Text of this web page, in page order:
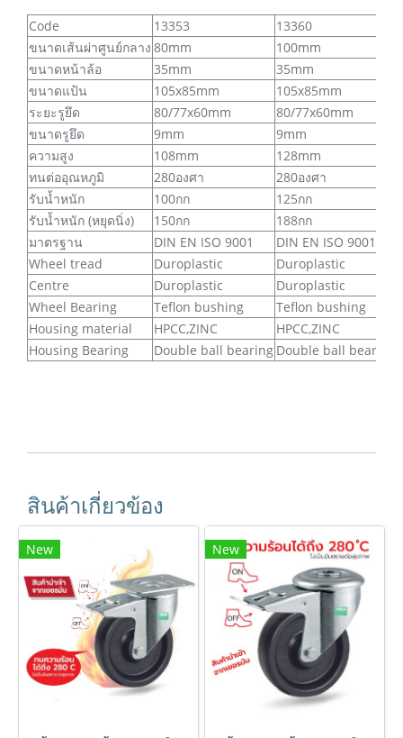
Code 13353
13360
ขนาดเส้นผ่าศูนย์กลาง 80mm
100mm
ขนาดหน้าล้อ
35mm
35mm
ขนาดแป้น
105x85mm
105x85mm
ระยะรูยึด
80/77x60mm
80/77x60mm
ขนาดรูยึด
9mm
9mm
ความสูง
108mm
128mm
ทนต่ออุณหภูมิ
280องศา
280องศา
รับน้ำหนัก
100กก
125กก
รับน้ำหนัก (หยุดนิ่ง)
150กก
188กก
มาตรฐาน
DIN EN ISO 9001
DIN EN ISO 9001
Wheel tread
Duroplastic
Duroplastic
Centre
Duroplastic
Duroplastic
Wheel Bearing
Teflon bushing
Teflon bushing
Housing material
HPCC,ZINC
HPCC,ZINC
Housing Bearing
Double ball bearing Double ball bearing
สินค้าเกี่ยวข้อง
New New